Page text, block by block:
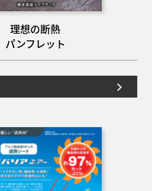
理想の断熱
パンフレット